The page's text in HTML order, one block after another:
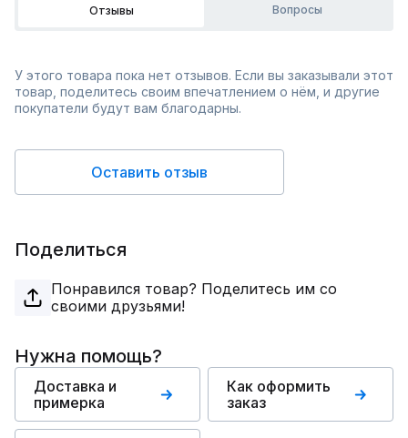
Отзывы Вопросы
У этого товара пока нет отзывов. Если вы заказывали этот
товар, поделитесь своим впечатлением о нём, и другие
покупатели будут вам благодарны.
Оставить отзыв
Поделиться
Понравился товар? Поделитесь им со
своими друзьями!
Нужна помощь?
Доставка и
примерка
Как оформить
заказ